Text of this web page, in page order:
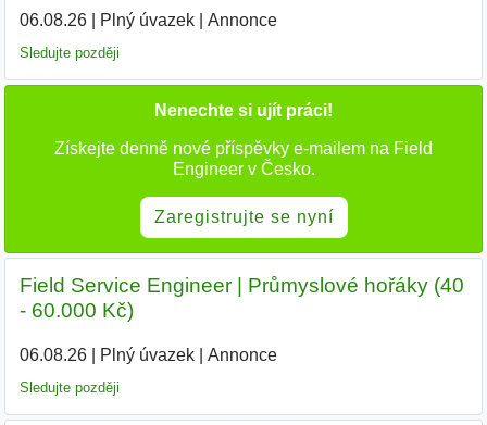
06.08.26| Plný úvazek| Annonce
Sledujte později
Nenechte si ujít práci!
Získejte denně nové příspěvky e-mailem na Field
Engineer v Česko.
Zaregistrujte se nyní
Field Service Engineer | Průmyslové hořáky (40
- 60.000 Kč)
06.08.26| Plný úvazek| Annonce
Sledujte později